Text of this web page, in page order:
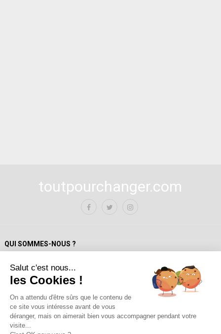
toutpourchanger.com
QUI SOMMES-NOUS ?
Mentions Légales
Politique de confidentialité
A propos de toutpourchanger.com
Fondateur et auteur / Yves Deloison
Les auteur.trices
Salut c'est nous...
les Cookies !
On a attendu d'être sûrs que le contenu de
ce site vous intéresse avant de vous
déranger, mais on aimerait bien vous accompagner pendant votre
visite...